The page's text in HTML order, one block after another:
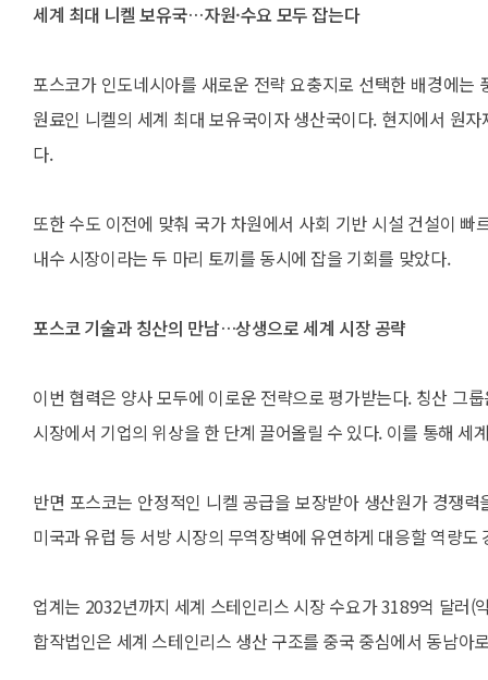
세계 최대 니켈 보유국…자원·수요 모두 잡는다
포스코가 인도네시아를 새로운 전략 요충지로 선택한 배경에
원료인 니켈의 세계 최대 보유국이자 생산국이다. 현지에서 원
다.
또한 수도 이전에 맞춰 국가 차원에서 사회 기반 시설 건설이
내수 시장이라는 두 마리 토끼를 동시에 잡을 기회를 맞았다.
포스코 기술과 칭산의 만남…상생으로 세계 시장 공략
이번 협력은 양사 모두에 이로운 전략으로 평가받는다. 칭산 그
시장에서 기업의 위상을 한 단계 끌어올릴 수 있다. 이를 통해
반면 포스코는 안정적인 니켈 공급을 보장받아 생산원가 경쟁
미국과 유럽 등 서방 시장의 무역장벽에 유연하게 대응할 역량도
업계는 2032년까지 세계 스테인리스 시장 수요가 3189억 달러
합작법인은 세계 스테인리스 생산 구조를 중국 중심에서 동남아